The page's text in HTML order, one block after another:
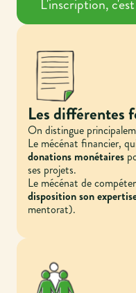
L'inscription,
Les différentes
On distingue
Le mécénat financier,
donations monétaires
ses projets.
Le mécénat de
disposition son
mentorat).